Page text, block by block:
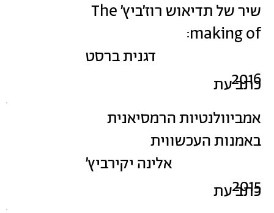
שיר של תדיאוש רוז׳ביץ׳ The
making of:
דגנית ברסט
2016
כתב עת
אמביוולנטיות הרמסיאנית
באמנות העכשווית
אלינה יקירביץ׳
2015
כתב עת